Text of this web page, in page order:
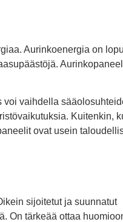
Aurinkoenergia on
voi vaihdella
Kuitenkin,
ovat usein
sijoitetut ja suunnatut
On tärkeää ottaa